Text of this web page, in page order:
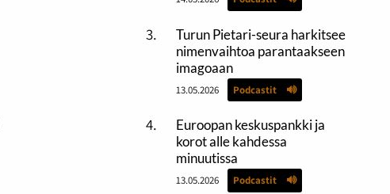
Turun Pietari-seura harkitsee
nimenvaihtoa parantaakseen
imagoaan
13.05.2026 Podcastit
Euroopan keskuspankki ja
korot alle kahdessa
minuutissa
13.05.2026 Podcastit